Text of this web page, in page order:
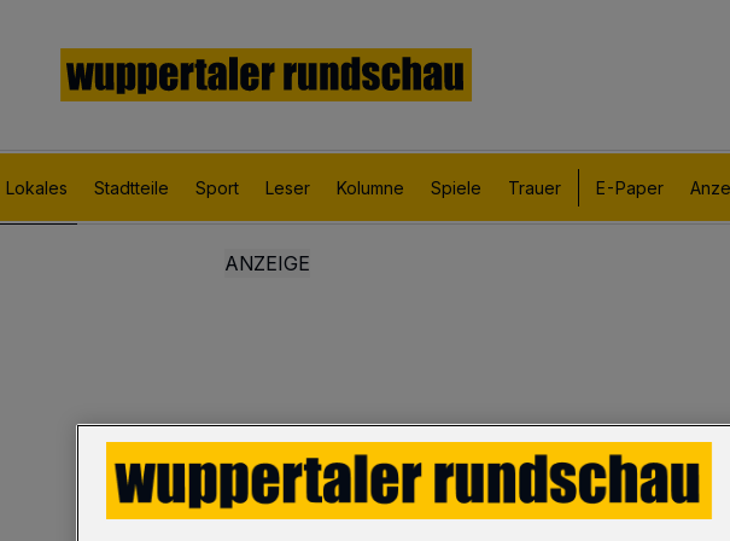
Lokales Stadtteile Sport Leser Kolumne Spiele Trauer E-Paper